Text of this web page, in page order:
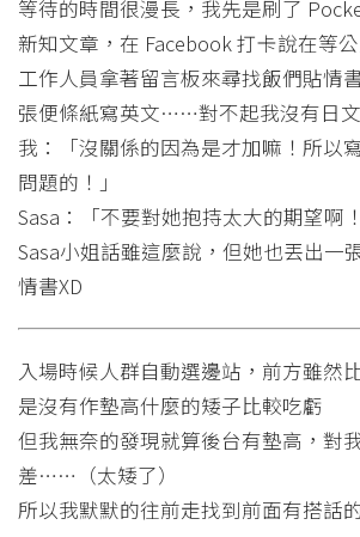
等待的時間很漫長，我先是刷了
新知文章，在 Facebook 打卡說在等
工作人員拿著留言板來尋找飯們貼情
張便條紙寫英文……對不起我沒有日文
我：「沒關係的因為是才加嘛！所以
問題的！」
Sasa：「不要對她抱持太大的期望啊！
Sasa小姐話雖這麼說，但她也丟出一
情書XD
入場時候人群自動選邊站，前方雖然
是沒有作墊高什麼的矮子比較吃虧
但我無奈的發現就算後台有墊高，對
差……（太矮了）
所以我默默的往前走找到前面有搭話